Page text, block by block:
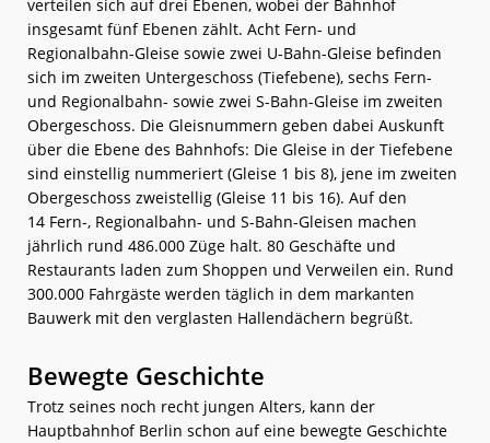
verteilen sich auf drei Ebenen, wobei der Bahnhof
insgesamt fünf Ebenen zählt. Acht Fern- und
Regionalbahn-Gleise sowie zwei U-Bahn-Gleise befinden
sich im zweiten Untergeschoss (Tiefebene), sechs Fern-
und Regionalbahn- sowie zwei S-Bahn-Gleise im zweiten
Obergeschoss. Die Gleisnummern geben dabei Auskunft
über die Ebene des Bahnhofs: Die Gleise in der Tiefebene
sind einstellig nummeriert (Gleise 1 bis 8), jene im zweiten
Obergeschoss zweistellig (Gleise 11 bis 16). Auf den
14 Fern-, Regionalbahn- und S-Bahn-Gleisen machen
jährlich rund 486.000 Züge halt. 80 Geschäfte und
Restaurants laden zum Shoppen und Verweilen ein. Rund
300.000 Fahrgäste werden täglich in dem markanten
Bauwerk mit den verglasten Hallendächern begrüßt.
Bewegte Geschichte
Trotz seines noch recht jungen Alters, kann der
Hauptbahnhof Berlin schon auf eine bewegte Geschichte